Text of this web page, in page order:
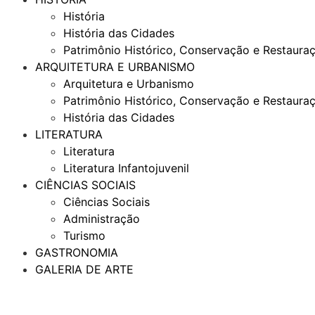
História
História das Cidades
Patrimônio Histórico, Conservação e
ARQUITETURA E URBANISMO
Arquitetura e Urbanismo
Patrimônio Histórico, Conservação e
História das Cidades
LITERATURA
Literatura
Literatura Infantojuvenil
CIÊNCIAS SOCIAIS
Ciências Sociais
Administração
Turismo
GASTRONOMIA
GALERIA DE ARTE